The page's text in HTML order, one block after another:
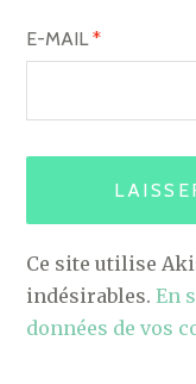
E-MAIL*
Ce site utilise
indésirables.En
données de vos